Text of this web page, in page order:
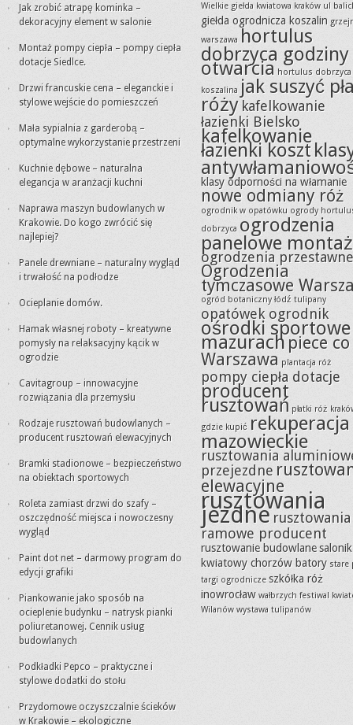
Jak zrobić atrapę kominka –
dekoracyjny element w salonie
Montaż pompy ciepła – pompy ciepła
dotacje Siedlce.
Drzwi francuskie cena – eleganckie i
stylowe wejście do pomieszczeń
Mała sypialnia z garderobą –
optymalne wykorzystanie przestrzeni
Kuchnie dębowe – naturalna
elegancja w aranżacji kuchni
Naprawa maszyn budowlanych w
Krakowie. Do kogo zwrócić się
najlepiej?
Panele drewniane – naturalny wygląd
i trwałość na podłodze
Ocieplanie domów.
Hamak własnej roboty – kreatywne
pomysły na relaksacyjny kącik w
ogrodzie
Cavitagroup – innowacyjne
rozwiązania dla przemysłu
Rodzaje rusztowań budowlanych –
producent rusztowań elewacyjnych
Bramki stadionowe – bezpieczeństwo
na obiektach sportowych
Roleta zamiast drzwi do szafy –
oszczędność miejsca i nowoczesny
wygląd
Paint dot net – darmowy program do
edycji grafiki
Piankowanie jako sposób na
ocieplenie budynku – natrysk pianki
poliuretanowej. Cennik usług
budowlanych
Podkładki Pepco – praktyczne i
stylowe dodatki do stołu
Przydomowe oczyszczalnie ścieków
w Krakowie – ekologiczne
Wielkie giełda kwiatowa kraków ul
giełda ogrodnicza koszalin
warszawa hortulus
dobrzyca godziny
otwarcia hortulus dobrzyca
koszalina jak suszyć
róży kafelkowanie
łazienki Bielsko
kafelkowanie
łazienki koszt
klasy odporności na włamanie
nowe odmiany róż
ogrodnik w opatówku ogrody
dobrzyca ogrodzenia
panelowe montaż
ogrodzenia przestawne
Ogrodzenia
tymczasowe
ogród botaniczny łódź tulipany
opatówek ogrodnik
ośrodki
mazurach piece co
Warszawa plantacja róż
pompy ciepła dotacje
producent
rusztowań płatki róż
gdzie kupić rekuperacja
mazowieckie
rusztowania
przejezdne
elewacyjne
rusztowania
jezdne rusztowania
ramowe producent
rusztowanie budowlanesalonik
kwiatowy chorzów batory stare
targi ogrodnicze szkółka róż
inowrocław wałbrzych festiwal
Wilanów wystawa tulipanów